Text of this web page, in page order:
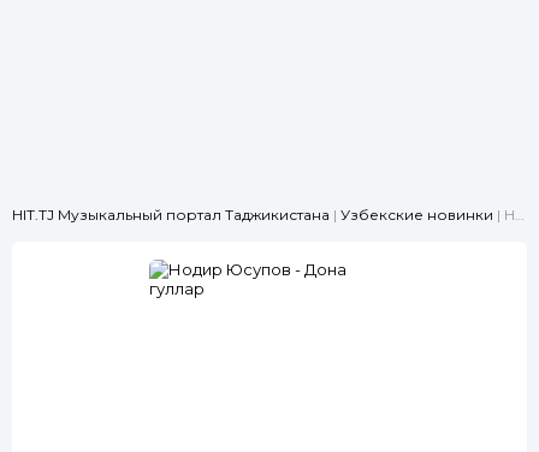
HIT.TJ Музыкальный портал Таджикистана | Узбекские новинки | Нодир Юсупов - Дона гуллар